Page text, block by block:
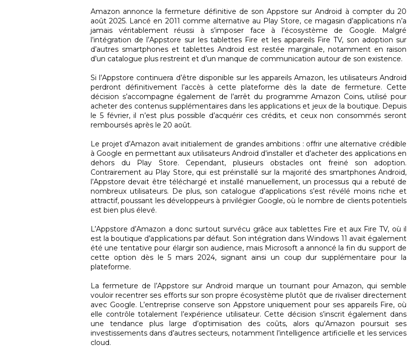
Amazon annonce la fermeture définitive de son Appstore sur Android à compter du 20
août 2025. Lancé en 2011 comme alternative au Play Store, ce magasin d’applications n’a
jamais véritablement réussi à s’imposer face à l’écosystème de Google. Malgré
l’intégration de l’Appstore sur les tablettes Fire et les appareils Fire TV, son adoption sur
d’autres smartphones et tablettes Android est restée marginale, notamment en raison
d’un catalogue plus restreint et d’un manque de communication autour de son existence.
Si l’Appstore continuera d’être disponible sur les appareils Amazon, les utilisateurs Android
perdront définitivement l’accès à cette plateforme dès la date de fermeture. Cette
décision s’accompagne également de l’arrêt du programme Amazon Coins, utilisé pour
acheter des contenus supplémentaires dans les applications et jeux de la boutique. Depuis
le 5 février, il n’est plus possible d’acquérir ces crédits, et ceux non consommés seront
remboursés après le 20 août.
Le projet d’Amazon avait initialement de grandes ambitions : offrir une alternative crédible
à Google en permettant aux utilisateurs Android d’installer et d’acheter des applications en
dehors du Play Store. Cependant, plusieurs obstacles ont freiné son adoption.
Contrairement au Play Store, qui est préinstallé sur la majorité des smartphones Android,
l’Appstore devait être téléchargé et installé manuellement, un processus qui a rebuté de
nombreux utilisateurs. De plus, son catalogue d’applications s’est révélé moins riche et
attractif, poussant les développeurs à privilégier Google, où le nombre de clients potentiels
est bien plus élevé.
L’Appstore d’Amazon a donc surtout survécu grâce aux tablettes Fire et aux Fire TV, où il
est la boutique d’applications par défaut. Son intégration dans Windows 11 avait également
été une tentative pour élargir son audience, mais Microsoft a annoncé la fin du support de
cette option dès le 5 mars 2024, signant ainsi un coup dur supplémentaire pour la
plateforme.
La fermeture de l’Appstore sur Android marque un tournant pour Amazon, qui semble
vouloir recentrer ses efforts sur son propre écosystème plutôt que de rivaliser directement
avec Google. L’entreprise conserve son Appstore uniquement pour ses appareils Fire, où
elle contrôle totalement l’expérience utilisateur. Cette décision s’inscrit également dans
une tendance plus large d’optimisation des coûts, alors qu’Amazon poursuit ses
investissements dans d’autres secteurs, notamment l’intelligence artificielle et les services
cloud.